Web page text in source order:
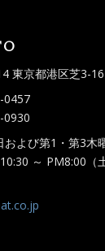
東京都港区芝3-
0457
0930
および第1・第3木
～ PM8:00（